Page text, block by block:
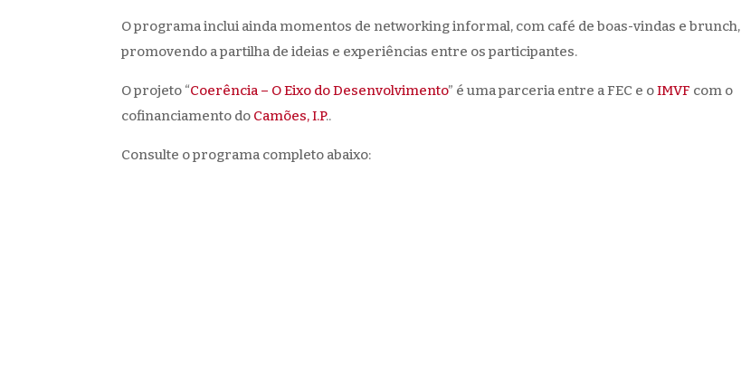
O programa inclui ainda momentos de networking informal, com café de boas-vindas e brunch,
promovendo a partilha de ideias e experiências entre os participantes.
O projeto “Coerência – O Eixo do Desenvolvimento” é uma parceria entre a FEC e oIMVF com o
cofinanciamento do Camões, I.P..
Consulte o programa completo abaixo: